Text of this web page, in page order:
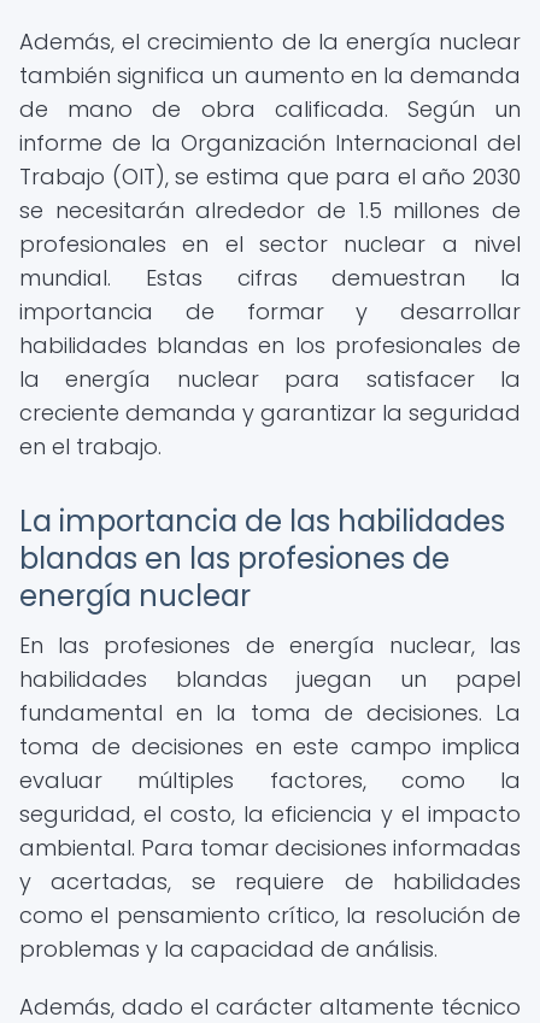
Además, el crecimiento de la energía nuclear
también significa un aumento en la demanda
de mano de obra calificada. Según un
informe de la Organización Internacional del
Trabajo (OIT), se estima que para el año 2030
se necesitarán alrededor de 1.5 millones de
profesionales en el sector nuclear a nivel
mundial. Estas cifras demuestran la
importancia de formar y desarrollar
habilidades blandas en los profesionales de
la energía nuclear para satisfacer la
creciente demanda y garantizar la seguridad
en el trabajo.
La importancia de las habilidades
blandas en las profesiones de
energía nuclear
En las profesiones de energía nuclear, las
habilidades blandas juegan un papel
fundamental en la toma de decisiones. La
toma de decisiones en este campo implica
evaluar múltiples factores, como la
seguridad, el costo, la eficiencia y el impacto
ambiental. Para tomar decisiones informadas
y acertadas, se requiere de habilidades
como el pensamiento crítico, la resolución de
problemas y la capacidad de análisis.
Además, dado el carácter altamente técnico